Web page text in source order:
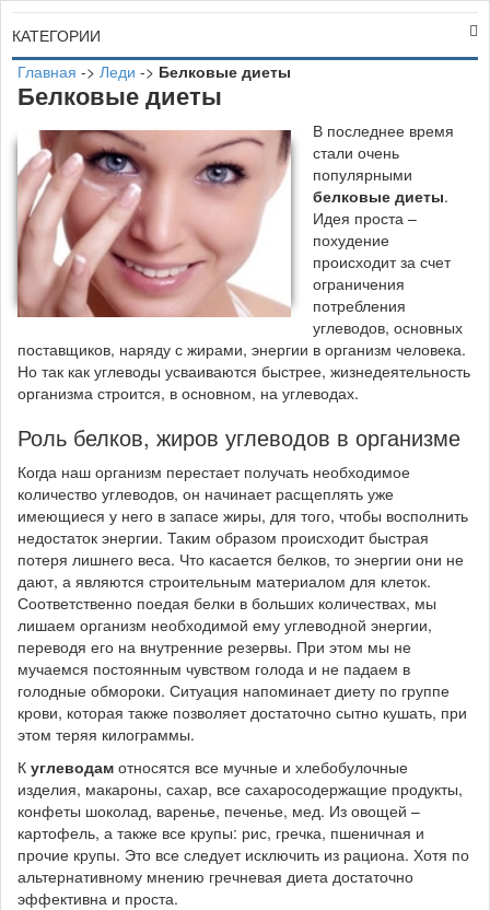
КАТЕГОРИИ
Главная -> Леди -> Белковые диеты
Белковые диеты
В последнее время
стали очень
популярными
белковые диеты.
Идея проста –
похудение
происходит за счет
ограничения
потребления
углеводов, основных
поставщиков, наряду с жирами, энергии в организм человека.
Но так как углеводы усваиваются быстрее, жизнедеятельность
организма строится, в основном, на углеводах.
Роль белков, жиров углеводов в организме
Когда наш организм перестает получать необходимое
количество углеводов, он начинает расщеплять уже
имеющиеся у него в запасе жиры, для того, чтобы восполнить
недостаток энергии. Таким образом происходит быстрая
потеря лишнего веса. Что касается белков, то энергии они не
дают, а являются строительным материалом для клеток.
Соответственно поедая белки в больших количествах, мы
лишаем организм необходимой ему углеводной энергии,
переводя его на внутренние резервы. При этом мы не
мучаемся постоянным чувством голода и не падаем в
голодные обмороки. Ситуация напоминает диету по группе
крови, которая также позволяет достаточно сытно кушать, при
этом теряя килограммы.
К углеводам относятся все мучные и хлебобулочные
изделия, макароны, сахар, все сахаросодержащие продукты,
конфеты шоколад, варенье, печенье, мед. Из овощей –
картофель, а также все крупы: рис, гречка, пшеничная и
прочие крупы. Это все следует исключить из рациона. Хотя по
альтернативному мнению гречневая диета достаточно
эффективна и проста.